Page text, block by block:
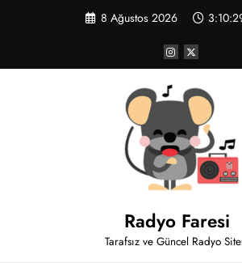
8 Ağustos 2026
Radyo Faresi
Tarafsız ve Güncel Radyo